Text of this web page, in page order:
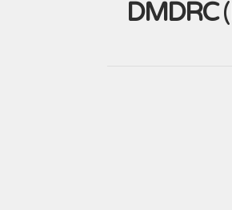
DMDRC(